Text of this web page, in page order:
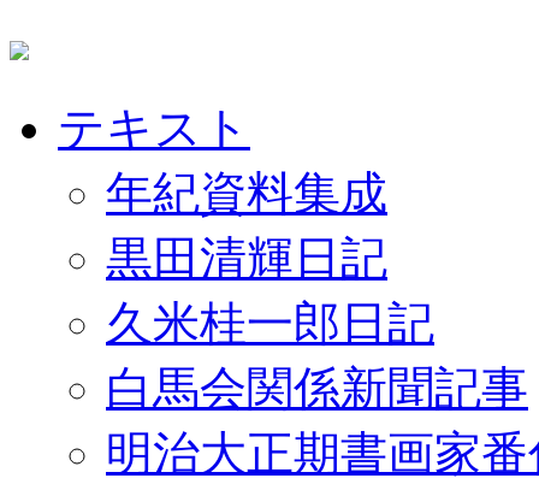
テキスト
年紀資料集成
黒田清輝日記
久米桂一郎日記
白馬会関係新聞記事
明治大正期書画家